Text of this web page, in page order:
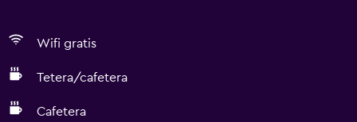
Wifi gratis
Tetera/cafetera
Cafetera